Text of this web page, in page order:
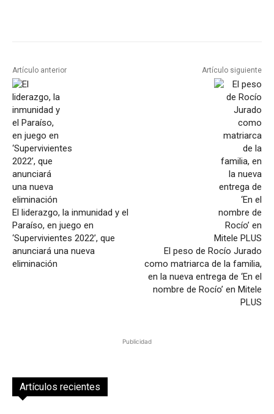
Artículo anterior
El liderazgo, la inmunidad y el
Paraíso, en juego en
‘Supervivientes 2022’, que
anunciará una nueva
eliminación
Artículo siguiente
El peso de Rocío Jurado
como matriarca de la familia,
en la nueva entrega de ‘En el
nombre de Rocío’ en Mitele
PLUS
Publicidad
Artículos recientes